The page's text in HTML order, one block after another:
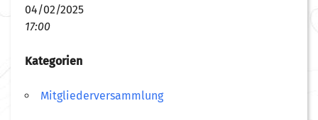
04/02/2025
17:00
Kategorien
Mitgliederversammlung